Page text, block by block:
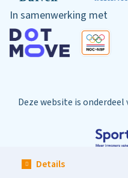
Details
In samenwerking met
Deze website is